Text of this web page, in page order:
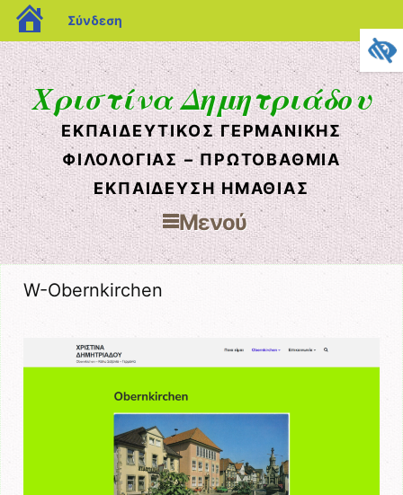
blogs.sch.gr
Σύνδεση
Χριστίνα Δημητριάδου
ΕΚΠΑΙΔΕΥΤΙΚΌΣ ΓΕΡΜΑΝΙΚΉΣ
ΦΙΛΟΛΟΓΊΑΣ – ΠΡΩΤΟΒΆΘΜΙΑ
ΕΚΠΑΊΔΕΥΣΗ ΗΜΑΘΊΑΣ
Μενού
Μετάβαση στο περιεχόμενο
W-Obernkirchen